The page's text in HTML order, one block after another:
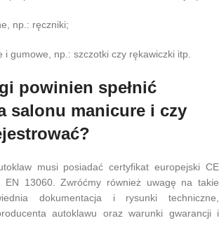
np.: ręczniki;
i gumowe, np.: szczotki czy rękawiczki itp.
powinien spełnić
salonu manicure i czy
musi posiadać certyfikat europejski CE
EN 13060. Zwróćmy również uwagę na takie
dokumentacja i rysunki techniczne,
autoklawu oraz warunki gwarancji i